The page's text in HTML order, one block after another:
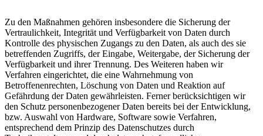
Zu den Maßnahmen gehören insbesondere die Sicherung der
Vertraulichkeit, Integrität und Verfügbarkeit von Daten durch
Kontrolle des physischen Zugangs zu den Daten, als auch des sie
betreffenden Zugriffs, der Eingabe, Weitergabe, der Sicherung der
Verfügbarkeit und ihrer Trennung. Des Weiteren haben wir
Verfahren eingerichtet, die eine Wahrnehmung von
Betroffenenrechten, Löschung von Daten und Reaktion auf
Gefährdung der Daten gewährleisten. Ferner berücksichtigen wir
den Schutz personenbezogener Daten bereits bei der Entwicklung,
bzw. Auswahl von Hardware, Software sowie Verfahren,
entsprechend dem Prinzip des Datenschutzes durch